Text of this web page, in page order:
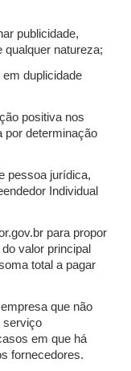
publicidade,
qualquer natureza;
duplicidade
positiva nos
por determinação
pessoa jurídica,
Individual
para propor
valor principal
total a pagar
que não
serviço
em que há
fornecedores.